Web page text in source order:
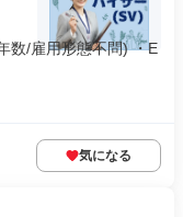
数/雇用形態不問) ・E
気になる